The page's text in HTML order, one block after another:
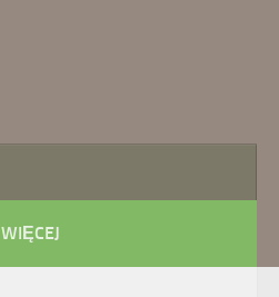
WIĘCEJ